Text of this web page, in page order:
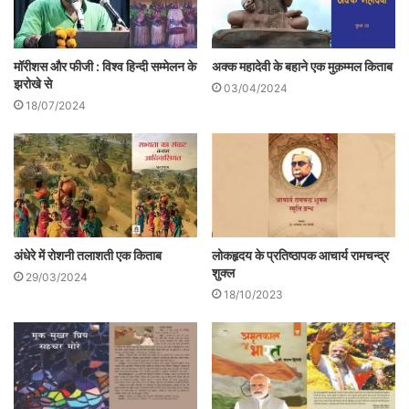
पास वह भी भाषा के महीन बुनावट के साथ। जैसा कि
ललित निबंधों में होता है कि लेखक कल्पना की उड़ान
भरता जाता है और अंत में वह उनका कल्पनाओं के
योग से मूल बात निबन्ध के अंत में प्रस्तुत करता है।
मॉरीशस और फीजी : विश्व हिन्दी सम्मेलन के
झरोखे से
18/07/2024
अक्क महादेवी के बहाने एक मुक़म्मल किताब
03/04/2024
अंधेरे में रोशनी तलाशती एक किताब
29/03/2024
लोकहृदय के प्रतिष्ठापक आचार्य रामचन्द्र
शुक्ल
18/10/2023